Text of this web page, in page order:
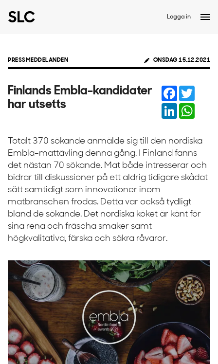
Logga in
PRESSMEDDELANDEN ONSDAG 15.12.2021
Finlands Embla-kandidater
har utsetts
Facebook
LinkedIn
Totalt 370 sökande anmälde sig till den nordiska
Embla-mattävling denna gång. I Finland fanns
det nästan 70 sökande. Mat både intresserar och
bidrar till diskussioner på ett aldrig tidigare skådat
sätt samtidigt som innovationer inom
matbranschen frodas. Detta var också tydligt
bland de sökande. Det nordiska köket är känt för
sina rena och fräscha smaker samt
högkvalitativa, färska och säkra råvaror.